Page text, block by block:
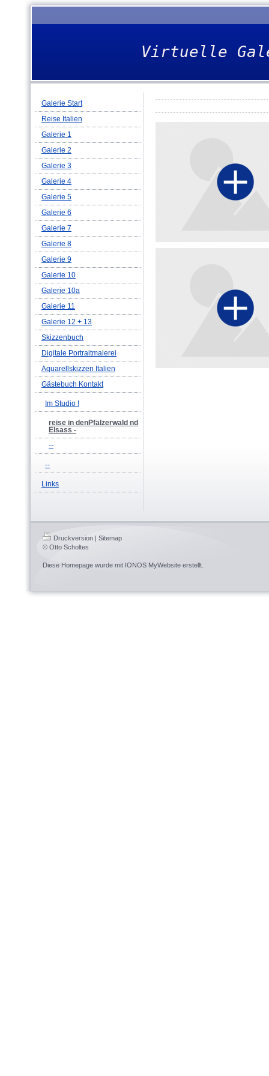
Virtuelle
Galerie Start
Reise Italien
Galerie 1
Galerie 2
Galerie 3
Galerie 4
Galerie 5
Galerie 6
Galerie 7
Galerie 8
Galerie 9
Galerie 10
Galerie 10a
Galerie 11
Galerie 12 + 13
Skizzenbuch
Digitale Portraitmalerei
Aquarellskizzen Italien
Gästebuch Kontakt
Im Studio !
reise in denPfälzerwald nd
Elsass -
--
--
Links
Druckversion | Sitemap
© Otto Scholtes
Diese Homepage wurde mit IONOS MyWebsite erstellt.